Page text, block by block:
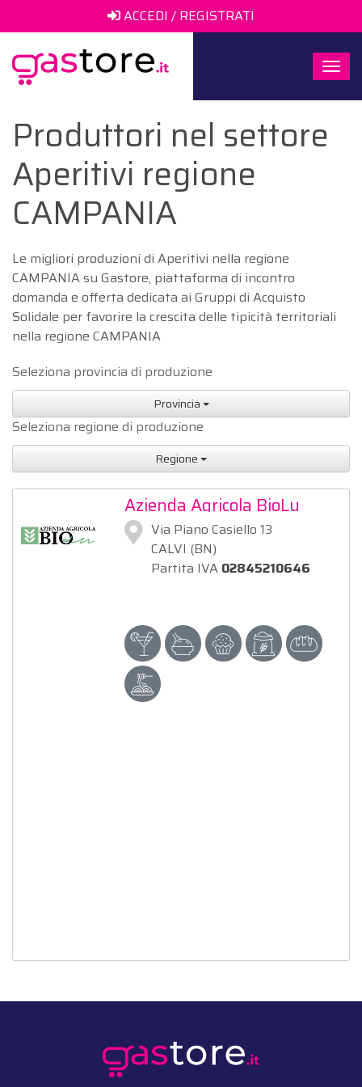
ACCEDI / REGISTRATI
Produttori nel settore
Aperitivi regione
CAMPANIA
Le migliori produzioni di Aperitivi nella regione
CAMPANIA su Gastore, piattaforma di incontro
domanda e offerta dedicata ai Gruppi di Acquisto
Solidale per favorire la crescita delle tipicità territoriali
nella regione CAMPANIA
Seleziona provincia di produzione
Provincia
Seleziona regione di produzione
Regione
Azienda Agricola BioLu
Via Piano Casiello 13
CALVI (BN)
Partita IVA 02845210646